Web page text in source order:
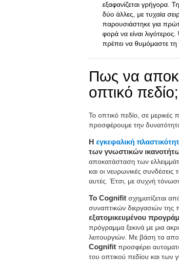
εξαφανίζεται γρήγορα.
δύο άλλες, με τυχαία
παρουσιάστηκε για
φορά να είναι
πρέπει να θυμόμαστε τη
Πως να
οπτικό πεδίο;
Το οπτικό πεδίο, σε
προσφέρουμε την
Η εγκεφαλική
των γνωστικών
αποκατάσταση των
και οι νευρωνικές
αυτές. Έτσι, με συχνή
To Cognifit σχηματίζεται
συναπτικών διεργασιών της
εξατομικευμένου
πρόγραμμα ξεκινά με μια
λειτουργιών. Με βάση τα
Cognifit προσφέρει
του οπτικού πεδίου και των